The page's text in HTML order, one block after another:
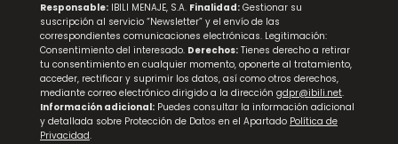
Responsable: IBILI MENAJE, S.A. Finalidad: Gestionar su
suscripción al servicio “Newsletter” y el envío de las
correspondientes comunicaciones electrónicas. Legitimación:
Consentimiento del interesado. Derechos: Tienes derecho a retirar
tu consentimiento en cualquier momento, oponerte al tratamiento,
acceder, rectificar y suprimir los datos, así como otros derechos,
mediante correo electrónico dirigido a la dirección gdpr@ibili.net.
Información adicional: Puedes consultar la información adicional
y detallada sobre Protección de Datos en el Apartado Política de
Privacidad.